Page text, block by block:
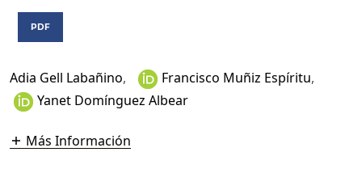
PDF
Adia Gell Labañino, Francisco Muñiz Espíritu,
Yanet Domínguez Albear
Más Información